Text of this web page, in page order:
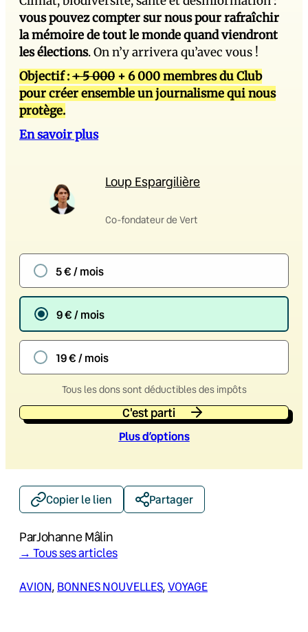
vous pouvez compter sur nous pour rafraîchir
la mémoire de tout le monde quand viendront
les élections. On n’y arrivera qu’avec vous !
Objectif :+ 5 000 + 6 000 membres du Club
pour créer ensemble un journalisme qui nous
protège.
En savoir plus
Loup Espargilière
Co-fondateur de Vert
5 € / mois
9 € / mois
19 € / mois
Tous les dons sont déductibles des impôts
C'est parti
Plus d’options
Copier le lien Partager
ParJohanne Mâlin
→ Tous ses articles
AVION, BONNES NOUVELLES, VOYAGE